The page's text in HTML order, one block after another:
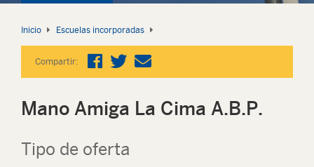
Inicio Escuelas incorporadas
Compartir:
Mano Amiga La Cima A.B.P.
Tipo de oferta